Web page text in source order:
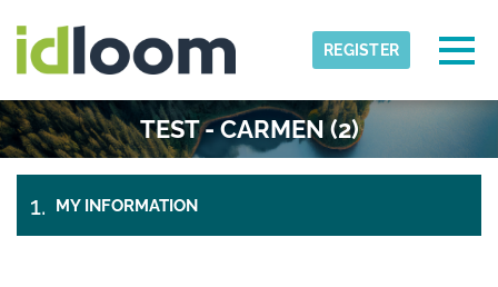
REGISTER
groupe-bmw
TEST - CARMEN (2)
MY INFORMATION
Detected timezone